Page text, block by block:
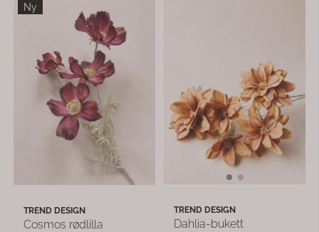
Ny
TREND DESIGN
Cosmos rødlilla
TREND DESIGN
Dahlia-bukett